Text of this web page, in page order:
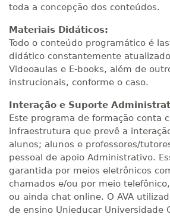
toda a concepção dos conteúdos.
Materiais Didáticos:
Todo o conteúdo programático é
didático constantemente
Videoaulas e E-books, além de
instrucionais, conforme o caso.
Interação e Suporte
Este programa de formação conta
infraestrutura que prevê a
alunos; alunos e professores/
pessoal de apoio Administrativo.
garantida por meios eletrônicos
chamados e/ou por meio
ou ainda chat online. O AVA
de ensino Unieducar Universidade